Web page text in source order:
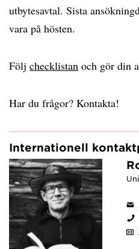
utbytesavtal. Sista
vara på hösten.
Följ checklistan och gör din
Har du frågor? Kontakta!
Internationell